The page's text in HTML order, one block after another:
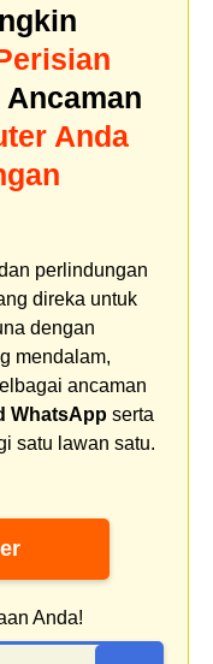
Ancaman
Anda
perlindungan
direka untuk
dengan
mendalam,
ancaman
WhatsApp serta
satu lawan satu.
Anda!